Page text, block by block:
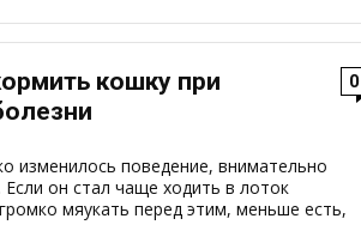
кошку при
0
изменилось поведение, внимательно
он стал чаще ходить в лоток
мяукать перед этим, меньше есть,